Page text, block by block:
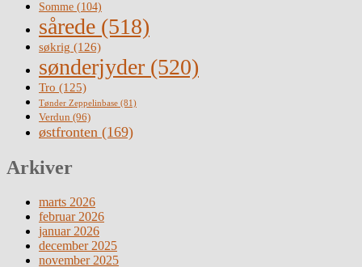
Somme (104)
sårede (518)
søkrig (126)
sønderjyder (520)
Tro (125)
Tønder Zeppelinbase (81)
Verdun (96)
østfronten (169)
Arkiver
marts 2026
februar 2026
januar 2026
december 2025
november 2025